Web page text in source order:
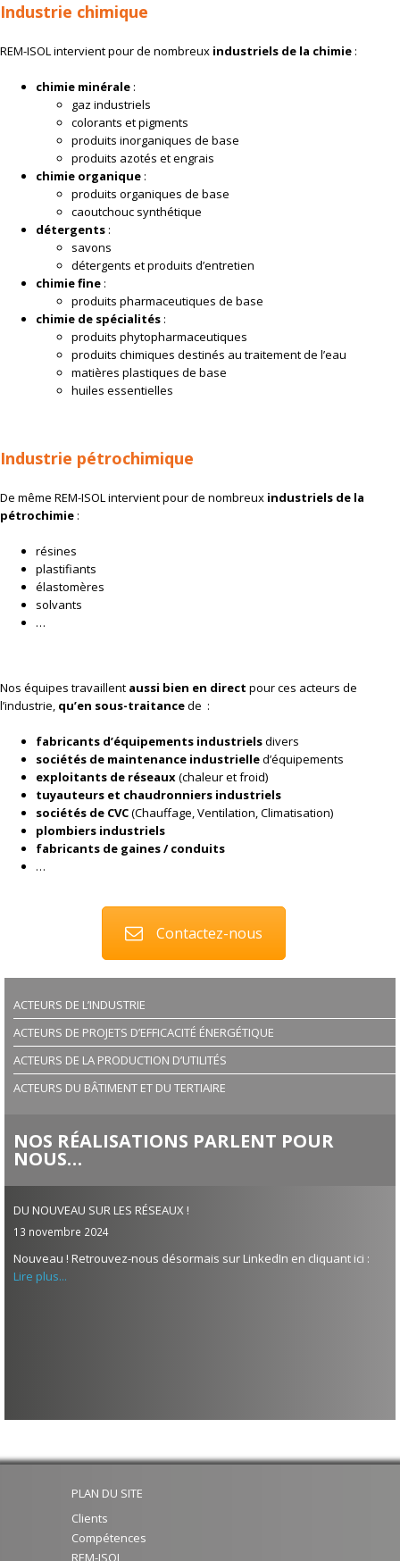
Industrie chimique
REM-ISOL intervient pour de nombreux industriels de la chimie :
chimie minérale :
gaz industriels
colorants et pigments
produits inorganiques de base
produits azotés et engrais
chimie organique :
produits organiques de base
caoutchouc synthétique
détergents :
savons
détergents et produits d’entretien
chimie fine :
produits pharmaceutiques de base
chimie de spécialités :
produits phytopharmaceutiques
produits chimiques destinés au traitement de l’eau
matières plastiques de base
huiles essentielles
Industrie pétrochimique
De même REM-ISOL intervient pour de nombreux industriels de la
pétrochimie :
résines
plastifiants
élastomères
solvants
…
Nos équipes travaillent aussi bien en direct pour ces acteurs de
l’industrie, qu’en sous-traitancede :
fabricants d’équipements industrielsdivers
sociétés de maintenance industrielled’équipements
exploitants de réseaux (chaleur et froid)
tuyauteurs et chaudronniers industriels
sociétés de CVC(Chauffage, Ventilation, Climatisation)
plombiers industriels
fabricants de gaines / conduits
…
Contactez-nous
ACTEURS DE L’INDUSTRIE
ACTEURS DE PROJETS D’EFFICACITÉ ÉNERGÉTIQUE
ACTEURS DE LA PRODUCTION D’UTILITÉS
ACTEURS DU BÂTIMENT ET DU TERTIAIRE
NOS RÉALISATIONS PARLENT POUR
NOUS…
DU NOUVEAU SUR LES RÉSEAUX !
13 novembre 2024
Nouveau ! Retrouvez-nous désormais sur LinkedIn en cliquant ici :
Lire plus...
PLAN DU SITE
Clients
Compétences
REM-ISOL